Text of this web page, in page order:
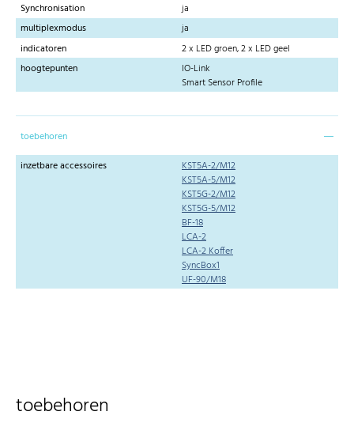
Synchronisation
ja
multiplexmodus
ja
indicatoren
2 x LED groen, 2 x LED geel
hoogtepunten
IO-Link
Smart Sensor Profile
toebehoren
inzetbare accessoires
KST5A-2/M12
KST5A-5/M12
KST5G-2/M12
KST5G-5/M12
BF-18
LCA-2
LCA-2 Koffer
SyncBox1
UF-90/M18
toebehoren